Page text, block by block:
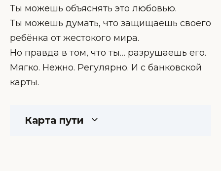
Ты можешь объяснять это любовью.
Ты можешь думать, что защищаешь своего
ребёнка от жестокого мира.
Но правда в том, что ты… разрушаешь его.
Мягко. Нежно. Регулярно. И с банковской
карты.
Карта пути